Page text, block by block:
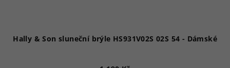
Hally & Son sluneční brýle HS931V02S 02S 54 - Dámské